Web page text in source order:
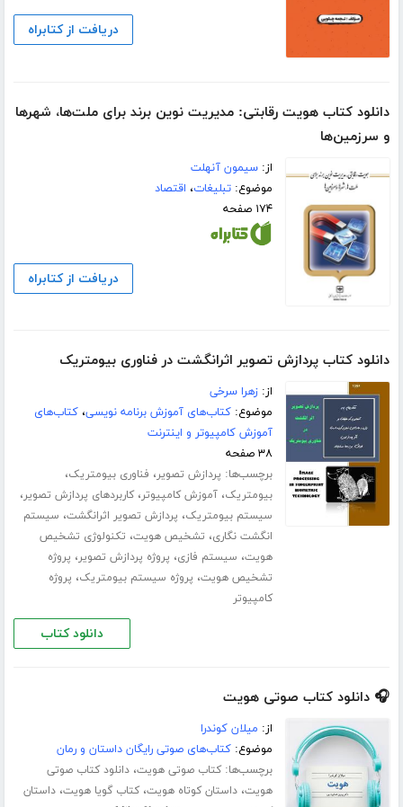
دریافت از کتابراه
دانلود کتاب هویت رقابتی: مدیریت نوین برند برای ملت‌ها، شهرها
و سرزمین‌ها
از:سیمون آنهلت
موضوع:تبلیغات، اقتصاد
۱۷۴ صفحه
دریافت از کتابراه
دانلود کتاب پردازش تصویر اثرانگشت در فناوری بیومتریک
از:زهرا سرخی
موضوع:کتاب‌های آموزش برنامه نویسی،کتاب‌های
آموزش کامپیوتر و اینترنت
۳۸ صفحه
برچسب‌ها: پردازش تصویر، فناوری بیومتریک،
بیومتریک،آموزش کامپیوتر،کاربردهای پردازش تصویر،
سیستم بیومتریک، پردازش تصویر اثرانگشت، سیستم
انگشت نگاری، تشخیص هویت، تکنولوژی تشخیص
هویت، سیستم فازی، پروژه پردازش تصویر، پروژه
تشخیص هویت، پروژه سیستم بیومتریک، پروژه
کامپیوتر
دانلود کتاب
🎧 دانلود کتاب صوتی هویت
از: میلان کوندرا
موضوع:کتاب‌های صوتی رایگان داستان و رمان
برچسب‌ها:کتاب صوتی هویت،دانلود کتاب صوتی
هویت،داستان کوتاه هویت،کتاب گویا هویت،داستان